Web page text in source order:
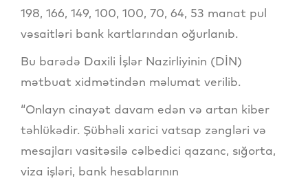
198, 166, 149, 100, 100, 70, 64, 53 manat pul
vəsaitləri bank kartlarından oğurlanıb.
Bu barədə Daxili İşlər Nazirliyinin (DİN)
mətbuat xidmətindən məlumat verilib.
“Onlayn cinayət davam edən və artan kiber
təhlükədir. Şübhəli xarici vatsap zəngləri və
mesajları vasitəsilə cəlbedici qazanc, sığorta,
viza işləri, bank hesablarının